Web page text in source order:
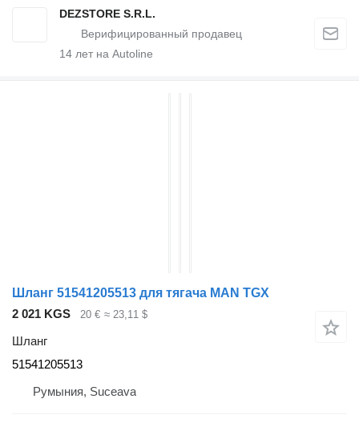
DEZSTORE S.R.L.
14 лет на Autoline
Шланг 51541205513 для тягача MAN TGX
2 021 KGS
20 € ≈ 23,11 $
Шланг
51541205513
Румыния, Suceava